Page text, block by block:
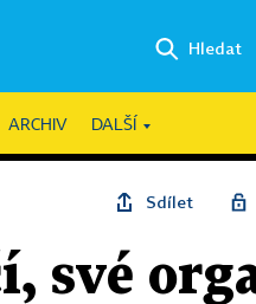
Hledat
ARCHIV DALŠÍ
Sdílet
své